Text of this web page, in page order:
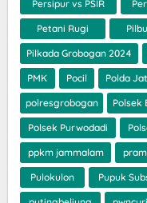
Persipur vs PSIR
Petani Rugi
Pilkada Grobogan 2024
PMK Pocil Polda
polresgrobogan Polsek
Polsek Purwodadi
ppkm jammalam
Pulokulon Pupuk